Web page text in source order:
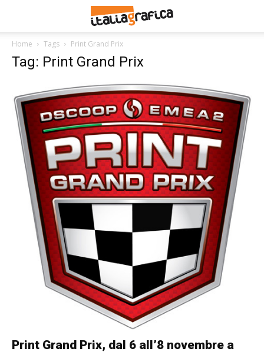
Home Tags Print Grand Prix
Tag: Print Grand Prix
Print Grand Prix, dal 6 all’8 novembre a